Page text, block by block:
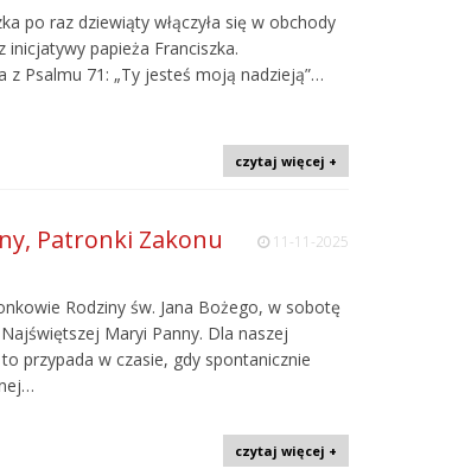
po raz dziewiąty włączyła się w obchody
papieża Franciszka.
z Psalmu 71: „Ty jesteś moją nadzieją”…
czytaj więcej +
11-11-2025
Patronki Zakonu
Rodziny św. Jana Bożego, w sobotę
Maryi Panny. Dla naszej
przypada w czasie, gdy spontanicznie
czytaj więcej +